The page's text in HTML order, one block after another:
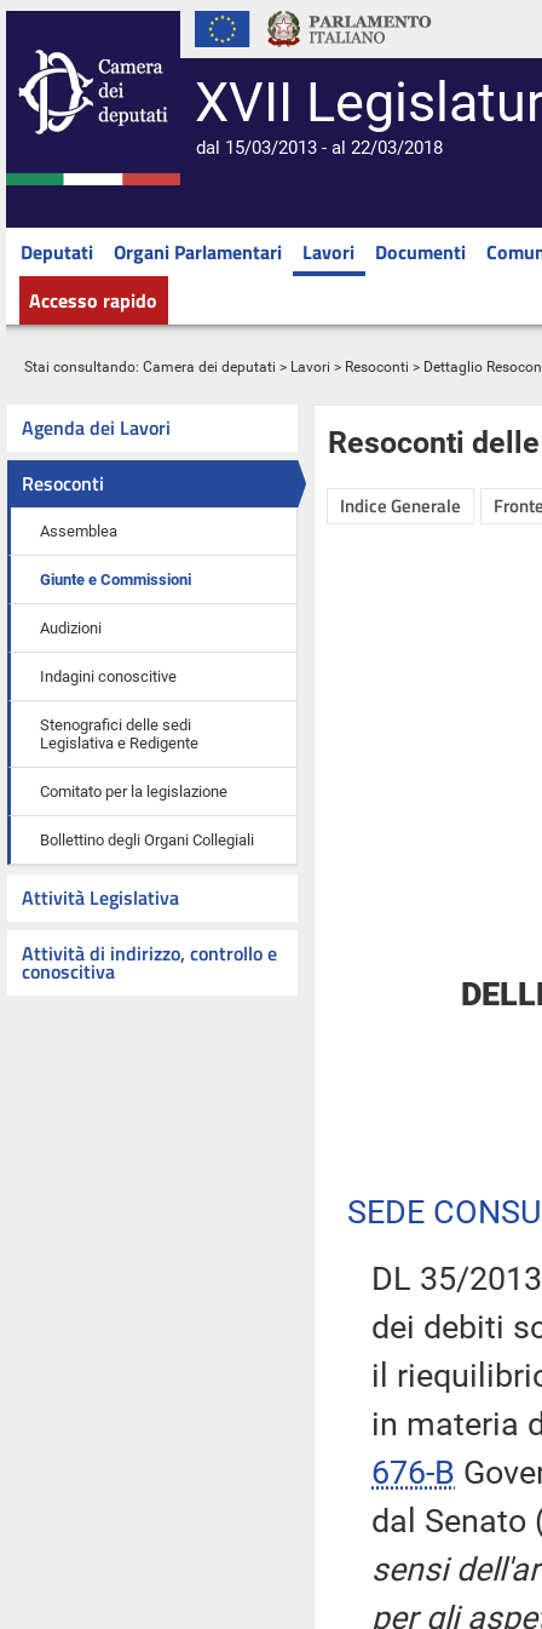
XVII
dal 15/03/2013 - al 22/03/2018
Deputati Organi Parlamentari Lavori Documenti
Accesso rapido
Stai consultando: Camera dei deputati > Lavori > Resoconti > Dettaglio
Agenda dei Lavori
Resoconti
Assemblea
Giunte e Commissioni
Audizioni
Indagini conoscitive
Stenografici delle sedi
Legislativa e Redigente
Comitato per la legislazione
Bollettino degli Organi Collegiali
Attività Legislativa
Attività di indirizzo, controllo e
conoscitiva
Resoconti
Indice Generale
SEDE
DL 35/
dei debiti
il
in materia
676-B
dal Senato
sensi
per gli